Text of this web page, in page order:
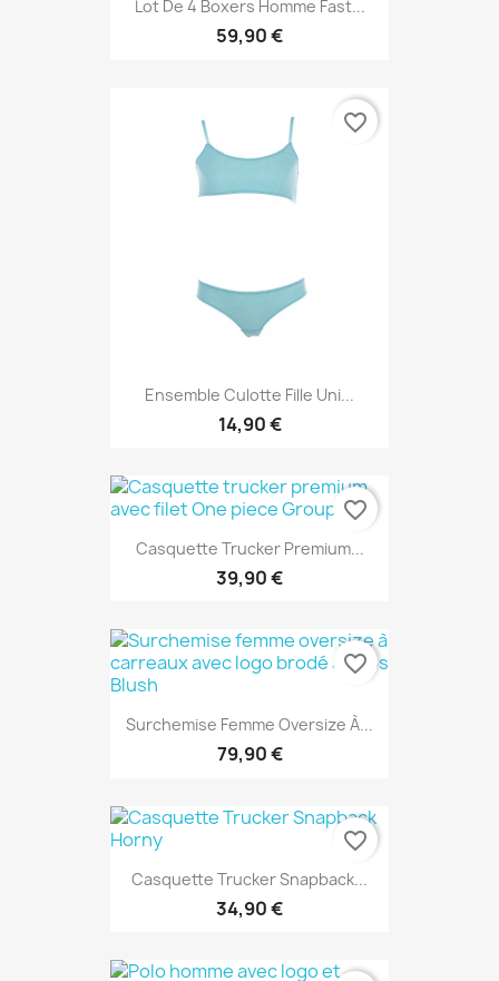
Lot De 4 Boxers Homme Fast...
59,90 €
Ensemble Culotte Fille Uni...
14,90 €
favorite_border
Casquette Trucker Premium...
39,90 €
favorite_border
Surchemise Femme Oversize À...
79,90 €
favorite_border
Casquette Trucker Snapback...
34,90 €
favorite_border